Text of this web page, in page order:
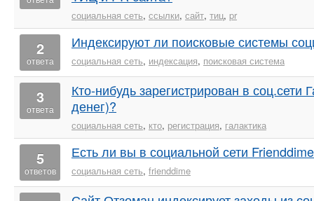
социальная сеть, ссылки, сайт, тиц, pr
2
ответа
Индексируют ли поисковые системы
социальная сеть, индексация, поисковая система
3
ответа
Кто-нибудь зарегистрирован в
денег)?
социальная сеть, кто, регистрация, галактика
5
ответов
Есть ли вы в социальной сети
социальная сеть, frienddime